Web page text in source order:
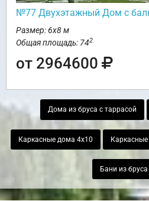
№77 Двухэтажный Дом с
Размер: 6х8 м
Общая площадь: 742
от 2964600
Дома из бруса с таррасой
Каркасные дома 4х10
Бани из